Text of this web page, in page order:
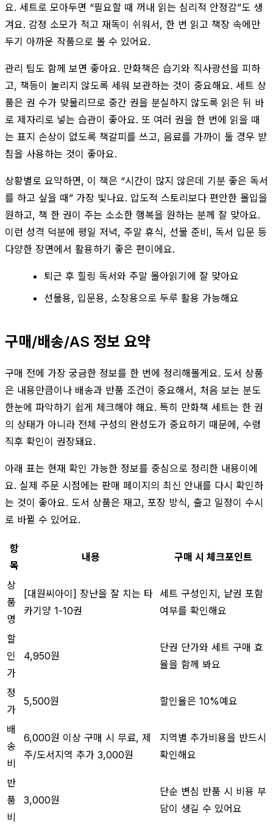
요. 세트로 모아두면 “필요할 때 꺼내 읽는 심리적 안정감”도 생
겨요. 감정 소모가 적고 재독이 쉬워서, 한 번 읽고 책장 속에만
두기 아까운 작품으로 볼 수 있어요.
관리 팁도 함께 보면 좋아요. 만화책은 습기와 직사광선을 피하
고, 책등이 눌리지 않도록 세워 보관하는 것이 중요해요. 세트 상
품은 권 수가 맞물리므로 중간 권을 분실하지 않도록 읽은 뒤 바
로 제자리로 넣는 습관이 좋아요. 또 여러 권을 한 번에 읽을 때
는 표지 손상이 없도록 책갈피를 쓰고, 음료를 가까이 둘 경우 받
침을 사용하는 것이 좋아요.
상황별로 요약하면, 이 책은 “시간이 많지 않은데 기분 좋은 독서
를 하고 싶을 때” 가장 빛나요. 압도적 스토리보다 편안한 몰입을
원하고, 책 한 권이 주는 소소한 행복을 원하는 분께 잘 맞아요.
이런 성격 덕분에 평일 저녁, 주말 휴식, 선물 준비, 독서 입문 등
다양한 장면에서 활용하기 좋은 편이에요.
퇴근 후 힐링 독서와 주말 몰아읽기에 잘 맞아요
선물용, 입문용, 소장용으로 두루 활용 가능해요
구매/배송/AS 정보 요약
구매 전에 가장 궁금한 정보를 한 번에 정리해볼게요. 도서 상품
은 내용만큼이나 배송과 반품 조건이 중요해서, 처음 보는 분도
한눈에 파악하기 쉽게 체크해야 해요. 특히 만화책 세트는 한 권
의 상태가 아니라 전체 구성의 완성도가 중요하기 때문에, 수령
직후 확인이 권장돼요.
아래 표는 현재 확인 가능한 정보를 중심으로 정리한 내용이에
요. 실제 주문 시점에는 판매 페이지의 최신 안내를 다시 확인하
는 것이 좋아요. 도서 상품은 재고, 포장 방식, 출고 일정이 수시
로 바뀔 수 있어요.
항
목
내용 구매 시 체크포인트
상
품
명
[대원씨아이] 장난을 잘 치는 타
카기양 1-10권
세트 구성인지, 낱권 포함
여부를 확인해요
할
인
가
4,950원
단권 단가와 세트 구매 효
율을 함께 봐요
정
가
5,500원 할인율은 10%예요
배
송
비
6,000원 이상 구매 시 무료, 제
주/도서지역 추가 3,000원
지역별 추가비용을 반드시
확인해요
반
품
비
3,000원
단순 변심 반품 시 비용 부
담이 생길 수 있어요